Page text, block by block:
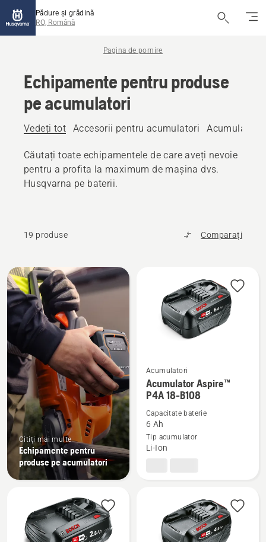
Pădure și grădină
RO, Română
Pagina de pornire
Echipamente pentru produse
pe acumulatori
Vedeți tot Accesorii pentru acumulatori Acumulatori
Căutați toate echipamentele de care aveți nevoie
pentru a profita la maximum de mașina dvs.
Husqvarna pe baterii.
19 produse Comparați
Toate
produsele
Citiți mai multe
Echipamente pentru
produse pe acumulatori
Vezi
mai
multe
detalii
despre
Acumulator
Acumulatori
Acumulator Aspire™
P4A 18-B108
Capacitate baterie
6 Ah
Tip acumulator
Li-Ion